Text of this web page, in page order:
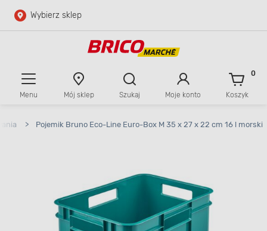
Przejdź do głównej zawartości
Wybierz sklep
Menu Mój sklep Szukaj Moje konto Koszyk
0
> Pojemik Bruno Eco-Line Euro-Box M 35 x 27 x 22 cm 16 l morski